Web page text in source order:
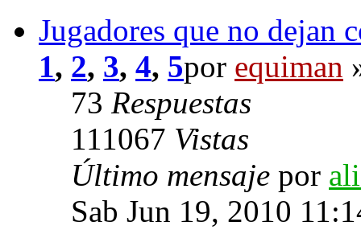
Jugadores que no dejan
1, 2, 3, 4, 5por equiman
73 Respuestas
111067 Vistas
Último mensaje por
Sab Jun 19, 2010